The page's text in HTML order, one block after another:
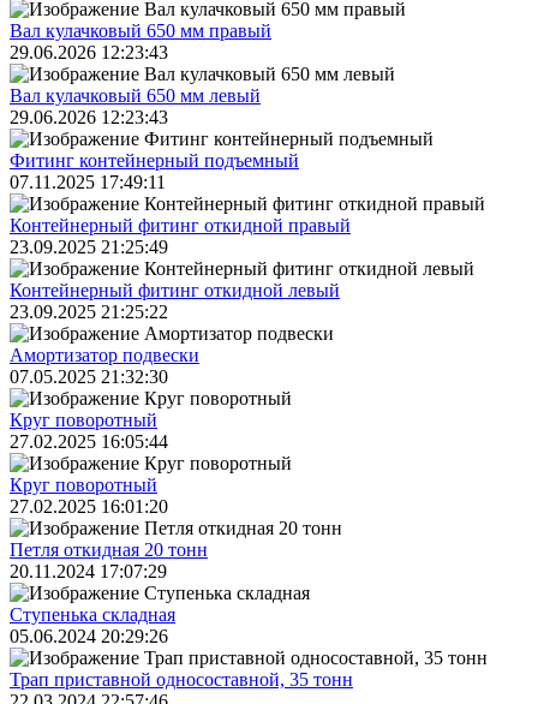
Вал кулачковый 650 мм правый
29.06.2026 12:23:43
Вал кулачковый 650 мм левый
29.06.2026 12:23:43
Фитинг контейнерный подъемный
07.11.2025 17:49:11
Контейнерный фитинг откидной правый
23.09.2025 21:25:49
Контейнерный фитинг откидной левый
23.09.2025 21:25:22
Амортизатор подвески
07.05.2025 21:32:30
Круг поворотный
27.02.2025 16:05:44
Круг поворотный
27.02.2025 16:01:20
Петля откидная 20 тонн
20.11.2024 17:07:29
Ступенька складная
05.06.2024 20:29:26
Трап приставной односоставной, 35 тонн